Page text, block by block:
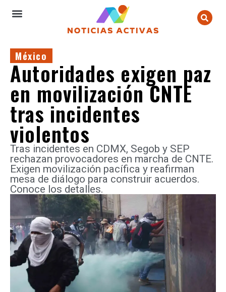
México
Autoridades exigen paz
en movilización CNTE
tras incidentes
violentos
Tras incidentes en CDMX, Segob y SEP
rechazan provocadores en marcha de CNTE.
Exigen movilización pacífica y reafirman
mesa de diálogo para construir acuerdos.
Conoce los detalles.